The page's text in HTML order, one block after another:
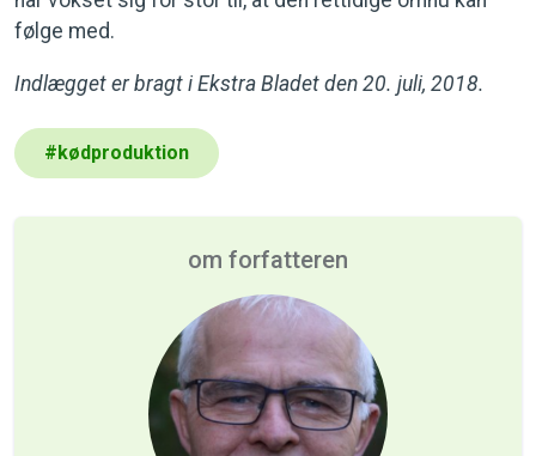
følge med.
Indlægget er bragt i Ekstra Bladet den 20. juli, 2018.
#kødproduktion
om forfatteren